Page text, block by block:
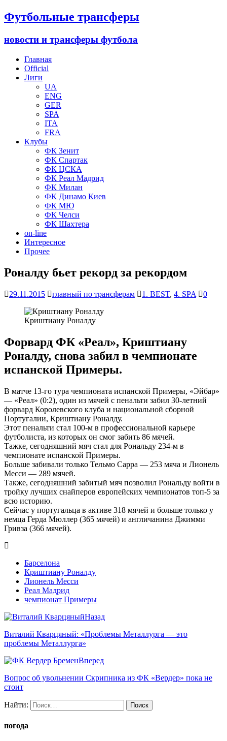
Футбольные трансферы
новости и трансферы футбола
Главная
Official
Лиги
UA
ENG
GER
SPA
ITA
FRA
Клубы
ФК Зенит
ФК Спартак
ФК ЦСКА
ФК Реал Мадрид
ФК Милан
ФК Динамо Киев
ФК МЮ
ФК Челси
ФК Шахтера
on-line
Интересное
Прочее
Роналду бьет рекорд за рекордом
29.11.2015 главный по трансферам 1. BEST, 4. SPA 0
Криштиану Роналду
Форвард ФК «Реал», Криштиану
Роналду, снова забил в чемпионате
испанской Примеры.
В матче 13-го тура чемпионата испанской Примеры, «Эйбар»
— «Реал» (0:2), один из мячей с пенальти забил 30-летний
форвард Королевского клуба и национальной сборной
Португалии, Криштиану Роналду.
Этот пенальти стал 100-м в профессиональной карьере
футболиста, из которых он смог забить 86 мячей.
Тажке, сегодняшний мяч стал для Рональду 234-м в
чемпионате испанской Примеры.
Больше забивали только Тельмо Сарра — 253 мяча и Лионель
Месси — 289 мячей.
Также, сегодняшний забитый мяч позволил Рональду войти в
тройку лучших снайперов европейских чемпионатов топ-5 за
всю историю.
Сейчас у португальца в активе 318 мячей и больше только у
немца Герда Мюллер (365 мячей) и англичанина Джимми
Гривза (366 мячей).
Барселона
Криштиану Роналду
Лионель Месси
Реал Мадрид
чемпионат Примеры
Назад
Виталий Кварцяный: «Проблемы Металлурга — это
проблемы Металлурга»
Вперед
Вопрос об увольнении Скрипника из ФК «Вердер» пока не
стоит
Найти:
погода